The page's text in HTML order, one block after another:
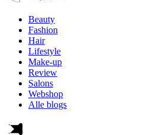
Beauty
Fashion
Hair
Lifestyle
Make-up
Review
Salons
Webshop
Alle blogs